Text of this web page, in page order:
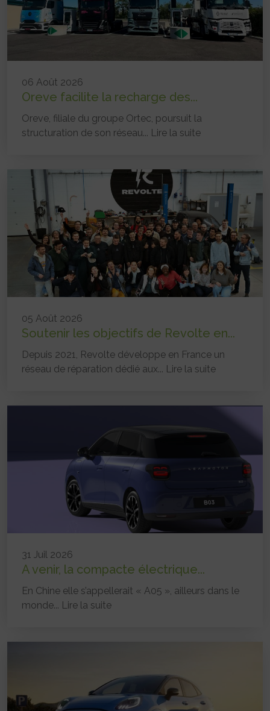
06 Août 2026
Oreve facilite la recharge des...
Oreve, filiale du groupe Ortec, poursuit la
structuration de son réseau... Lire la suite
05 Août 2026
Soutenir les objectifs de Revolte en...
Depuis 2021, Revolte développe en France un
réseau de réparation dédié aux... Lire la suite
31 Juil 2026
A venir, la compacte électrique...
En Chine elle s’appellerait « A05 », ailleurs dans le
monde... Lire la suite